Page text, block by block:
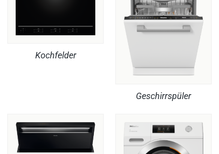
Kochfelder
Geschirrspüler